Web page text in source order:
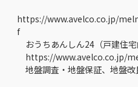
https://www.avelco.co.jp/
f
おうちあんしん24（戸建住
https://www.avelco.co.jp/
地盤調査・地盤保証、地盤